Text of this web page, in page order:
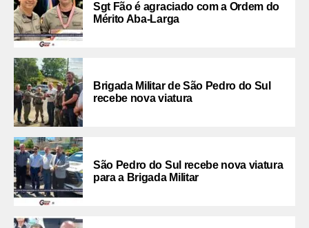
Sgt Fão é agraciado com a Ordem do
Mérito Aba-Larga
Brigada Militar de São Pedro do Sul
recebe nova viatura
São Pedro do Sul recebe nova viatura
para a Brigada Militar